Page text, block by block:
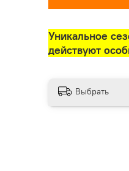
Уникальное
действуют
Выбрать